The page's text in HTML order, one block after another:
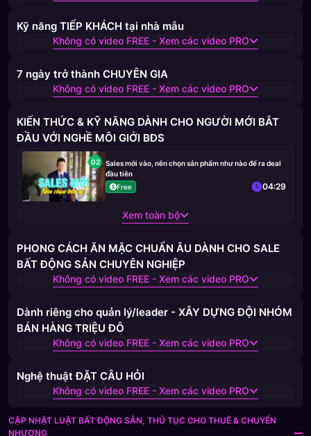
Kỹ năng TIẾP KHÁCH tại nhà mẫu
Không có video FREE - Xem các video PRO
7 ngày trở thành CHUYÊN GIA
Không có video FREE - Xem các video PRO
KIẾN THỨC & KỸ NĂNG DÀNH CHO NGƯỜI MỚI BẮT
ĐẦU VỚI NGHỀ MÔI GIỚI BĐS
02
Sales mới vào, nên chọn sản phẩm như nào để ra deal
đầu tiên
Free
04:29
Xem toàn bộ
PHONG CÁCH ĂN MẶC CHUẨN ÂU DÀNH CHO SALE
BẤT ĐỘNG SẢN CHUYÊN NGHIỆP
Không có video FREE - Xem các video PRO
Dành riêng cho quản lý/leader - XÂY DỰNG ĐỘI NHÓM
BÁN HÀNG TRIỆU ĐÔ
Không có video FREE - Xem các video PRO
Nghệ thuật ĐẶT CÂU HỎI
Không có video FREE - Xem các video PRO
CẬP NHẬT LUẬT BẤT ĐỘNG SẢN, THỦ TỤC CHO THUÊ & CHUYỂN
NHƯỢNG